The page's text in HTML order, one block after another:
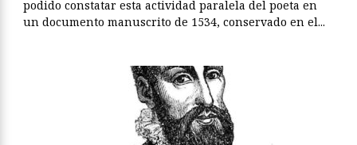
podido constatar esta actividad paralela del poeta en
un documento manuscrito de 1534, conservado en el...